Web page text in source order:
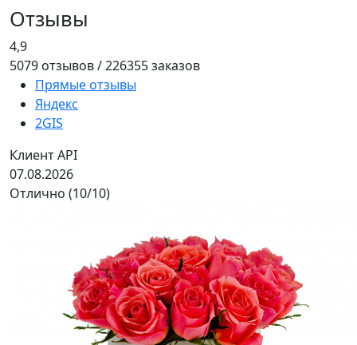
Отзывы
4,9
5079 отзывов / 226355 заказов
Прямые отзывы
Яндекс
2GIS
Клиент API
07.08.2026
Отлично (10/10)